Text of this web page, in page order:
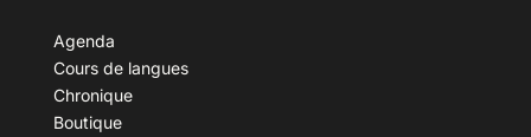
Agenda
Cours de langues
Chronique
Boutique